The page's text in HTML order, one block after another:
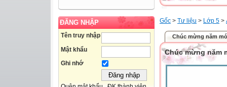
ĐĂNG NHẬP
Tên truy nhập
Mật khẩu
Ghi nhớ
Gốc > Tư liệu > Lớp 5 >
Chúc mừng năm
Chúc mừng năm